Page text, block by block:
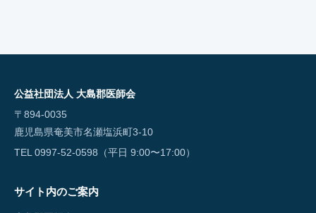
公益社団法人 大島郡医師会
〒894-0035
鹿児島県奄美市名瀬塩浜町3-10
TEL 0997-52-0598（平日 9:00〜17:00）
サイト内のご案内